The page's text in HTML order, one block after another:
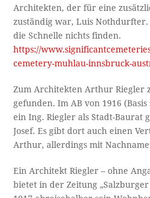
Architekten, der für eine
zuständig war, Luis
die Schnelle nichts finden.
https://
cemetery-muhlau-innsbruck-
Zum Architekten Arthur Riegler
gefunden. Im AB von 1916
ein Ing. Riegler als Stadt-Baurat
Josef. Es gibt dort auch einen
Arthur, allerdings mit
Ein Architekt Riegler – ohne
bietet in der Zeitung